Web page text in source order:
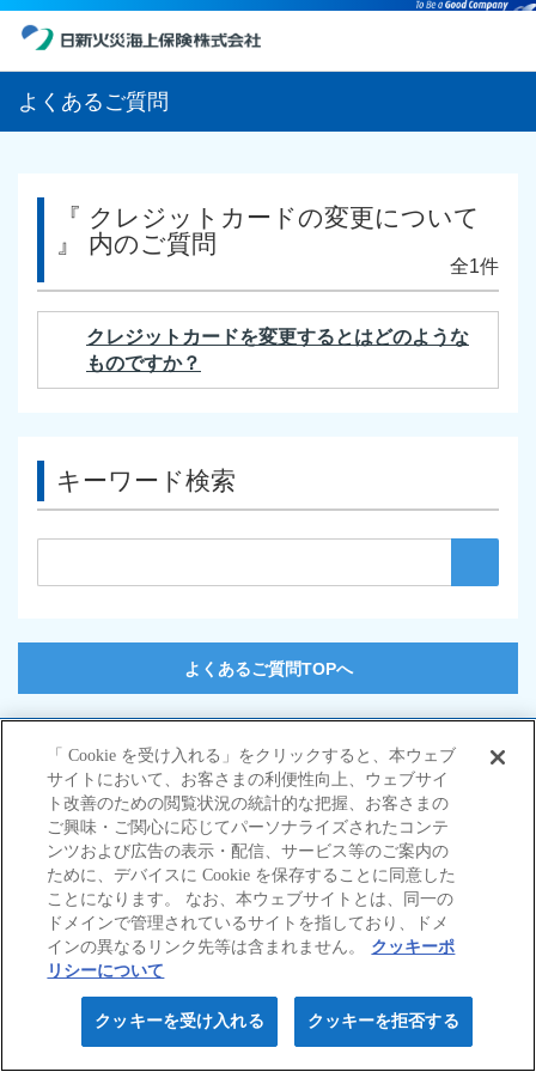
よくあるご質問
『 クレジットカードの変更について
』 内のご質問
全1件
クレジットカードを変更するとはどのような
ものですか？
キーワード検索
よくあるご質問TOPへ
サイトマップ
当サイトのご利用にあたって
勧誘方針
個人情報の取扱いについて
© Nisshin Fire & Marine Insurance Co.,Ltd.
All Rights Reserved.
Powered by
「 Cookie を受け入れる」をクリックすると、本ウェブ
サイトにおいて、お客さまの利便性向上、ウェブサイ
ト改善のための閲覧状況の統計的な把握、お客さまの
ご興味・ご関心に応じてパーソナライズされたコンテ
ンツおよび広告の表示・配信、サービス等のご案内の
ために、デバイスに Cookie を保存することに同意した
ことになります。 なお、本ウェブサイトとは、同一の
ドメインで管理されているサイトを指しており、ドメ
インの異なるリンク先等は含まれません。
クッキーポ
リシーについて
クッキーを拒否する
クッキーを受け入れる